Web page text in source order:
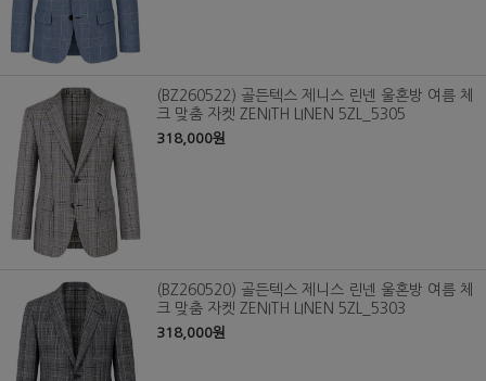
(BZ260522) 골든텍스 제니스 린넨 울혼방 여름 체
크 맞춤 자켓 ZENITH LINEN 5ZL_5305
318,000원
(BZ260520) 골든텍스 제니스 린넨 울혼방 여름 체
크 맞춤 자켓 ZENITH LINEN 5ZL_5303
318,000원